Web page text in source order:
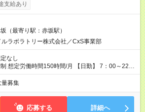
月収22.9万円 ［半年～1年］ 実務者研修取得／
社3年目以降］ ジュニアコーディネー／月収
さ：2ヶ月 雇用形態、給与は本採用時と同じで
支給あり
（最寄り駅：赤坂駅）
ラボラトリー株式会社／CxS事業部
なし
働時間150時間/月 【日勤】 7：00～22：
憩1時間 【夜勤】 17：00～翌10：00
時間は各施設のシフトによる
量募集
応募する 詳細へ